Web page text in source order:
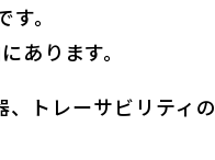
。
あります。
トレーサビリティの